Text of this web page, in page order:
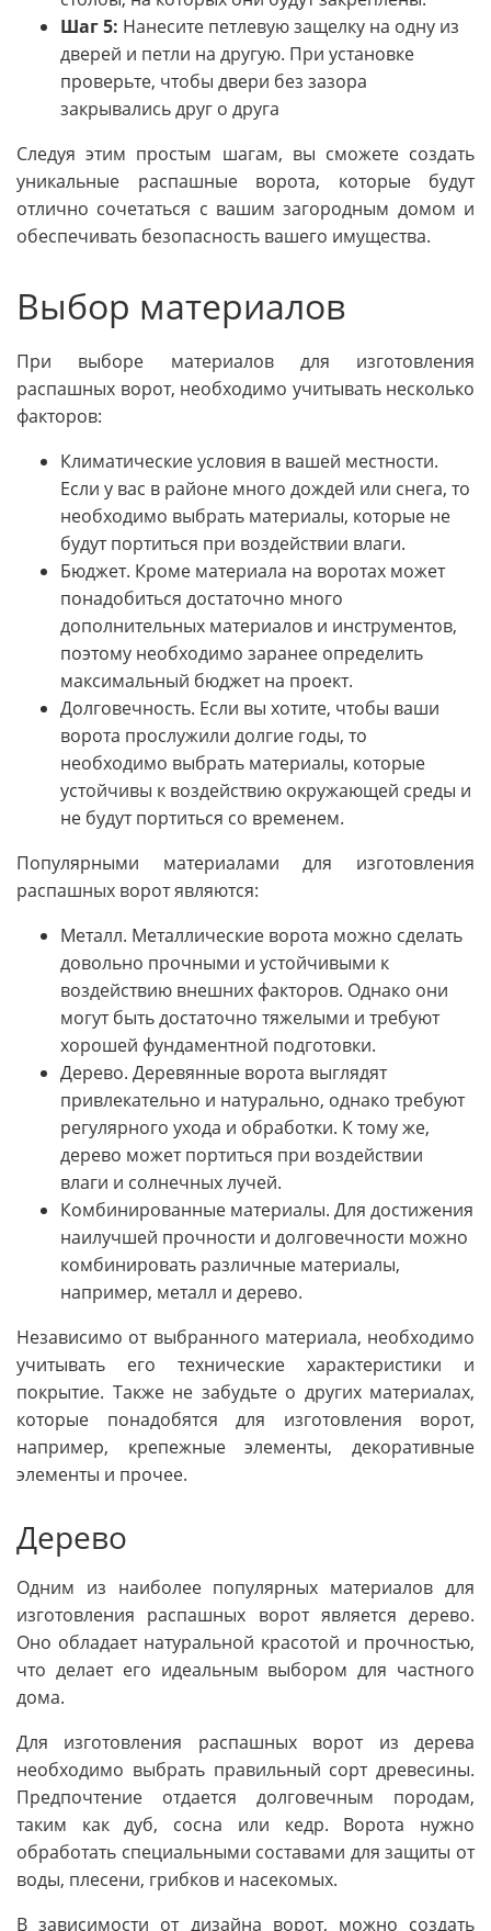
Шаг 5: Нанесите петлевую защелку на одну из
дверей и петли на другую. При установке
проверьте, чтобы двери без зазора
закрывались друг о друга
Следуя этим простым шагам, вы сможете создать
уникальные распашные ворота, которые будут
отлично сочетаться с вашим загородным домом и
обеспечивать безопасность вашего имущества.
Выбор материалов
При выборе материалов для изготовления
распашных ворот, необходимо учитывать несколько
факторов:
Климатические условия в вашей местности.
Если у вас в районе много дождей или снега, то
необходимо выбрать материалы, которые не
будут портиться при воздействии влаги.
Бюджет. Кроме материала на воротах может
понадобиться достаточно много
дополнительных материалов и инструментов,
поэтому необходимо заранее определить
максимальный бюджет на проект.
Долговечность. Если вы хотите, чтобы ваши
ворота прослужили долгие годы, то
необходимо выбрать материалы, которые
устойчивы к воздействию окружающей среды и
не будут портиться со временем.
Популярными материалами для изготовления
распашных ворот являются:
Металл. Металлические ворота можно сделать
довольно прочными и устойчивыми к
воздействию внешних факторов. Однако они
могут быть достаточно тяжелыми и требуют
хорошей фундаментной подготовки.
Дерево. Деревянные ворота выглядят
привлекательно и натурально, однако требуют
регулярного ухода и обработки. К тому же,
дерево может портиться при воздействии
влаги и солнечных лучей.
Комбинированные материалы. Для достижения
наилучшей прочности и долговечности можно
комбинировать различные материалы,
например, металл и дерево.
Независимо от выбранного материала, необходимо
учитывать его технические характеристики и
покрытие. Также не забудьте о других материалах,
которые понадобятся для изготовления ворот,
например, крепежные элементы, декоративные
элементы и прочее.
Дерево
Одним из наиболее популярных материалов для
изготовления распашных ворот является дерево.
Оно обладает натуральной красотой и прочностью,
что делает его идеальным выбором для частного
дома.
Для изготовления распашных ворот из дерева
необходимо выбрать правильный сорт древесины.
Предпочтение отдается долговечным породам,
таким как дуб, сосна или кедр. Ворота нужно
обработать специальными составами для защиты от
воды, плесени, грибков и насекомых.
В зависимости от дизайна ворот, можно создать